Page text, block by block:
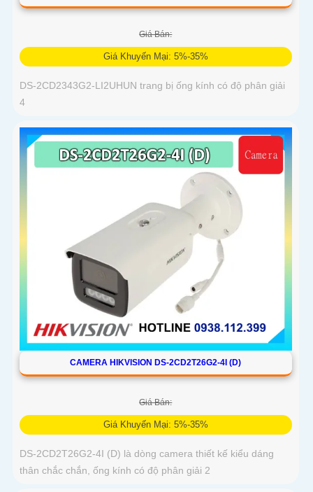
Giá Bán:
Giá Khuyến Mại: 5%-35%
DS-2CD2343G2-LI2UHUN trang bị ống kính có độ phân giải
4
CAMERA HIKVISION DS-2CD2T26G2-4I (D)
Giá Bán:
Giá Khuyến Mại: 5%-35%
DS-2CD2T26G2-4I (D) là dòng camera thiết kế kiểu dáng
thân chắc chắn, ống kính có độ phân giải 2